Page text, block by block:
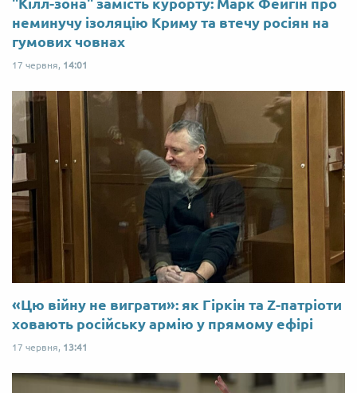
"Кілл-зона" замість курорту: Марк Фейгін про
неминучу ізоляцію Криму та втечу росіян на
гумових човнах
17 червня, 14:01
«Цю війну не виграти»: як Гіркін та Z-патріоти
ховають російську армію у прямому ефірі
17 червня, 13:41